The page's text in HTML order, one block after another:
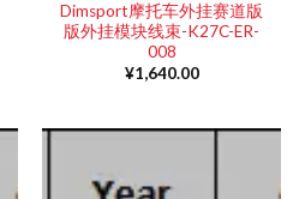
Dimsport摩托车外挂赛道版
版外挂模块线束-K27C-ER-
008
¥1,640.00